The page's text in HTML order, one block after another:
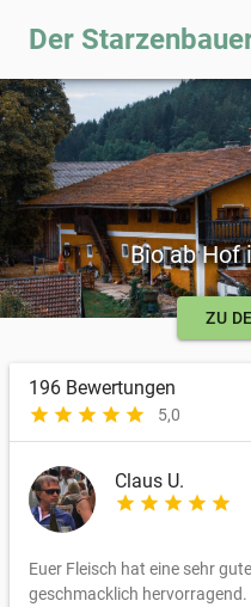
Der
Bio ab Hof
ZU
196 Bewertungen
star star star star star 5,0
Claus U.
star star star star star
Euer Fleisch hat eine sehr
geschmacklich hervorragend.